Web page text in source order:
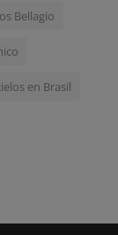
Bellagio
en Brasil